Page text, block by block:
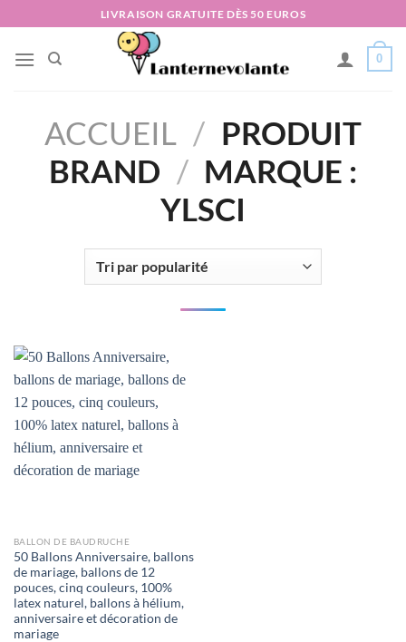
au
contenu
LIVRAISON GRATUITE DÈS 50 EUROS
0
ACCUEIL / PRODUIT
BRAND / MARQUE :
YLSCI
BALLON DE BAUDRUCHE
50 Ballons Anniversaire, ballons
de mariage, ballons de 12
pouces, cinq couleurs, 100%
latex naturel, ballons à hélium,
anniversaire et décoration de
mariage